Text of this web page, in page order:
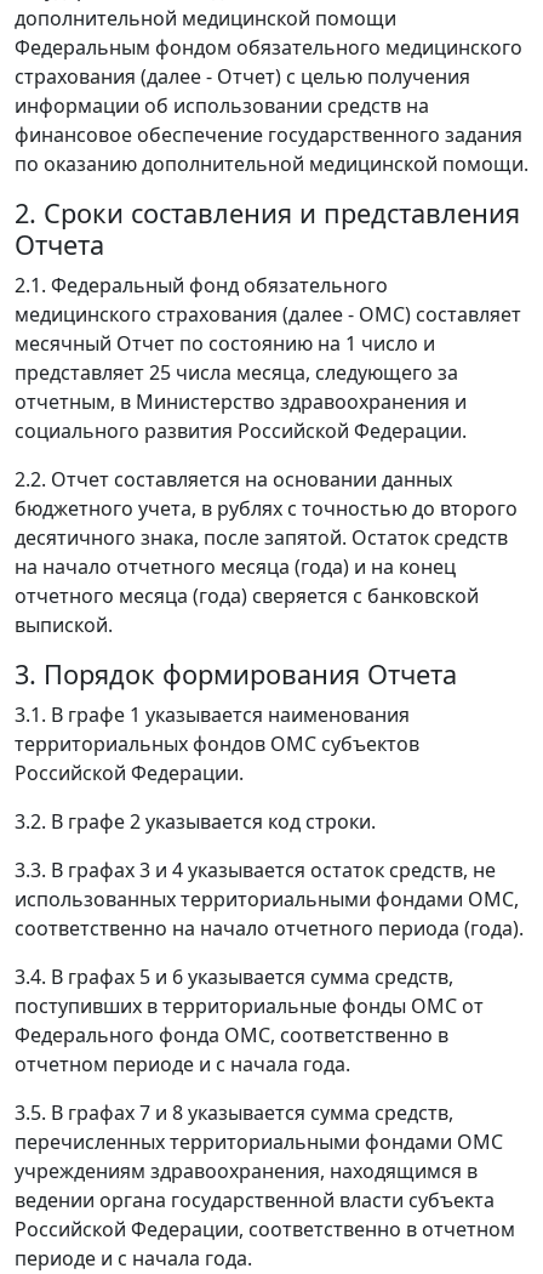
дополнительной медицинской помощи
Федеральным фондом обязательного медицинского
страхования (далее - Отчет) с целью получения
информации об использовании средств на
финансовое обеспечение государственного задания
по оказанию дополнительной медицинской помощи.
2. Сроки составления и представления
Отчета
2.1. Федеральный фонд обязательного
медицинского страхования (далее - ОМС) составляет
месячный Отчет по состоянию на 1 число и
представляет 25 числа месяца, следующего за
отчетным, в Министерство здравоохранения и
социального развития Российской Федерации.
2.2. Отчет составляется на основании данных
бюджетного учета, в рублях с точностью до второго
десятичного знака, после запятой. Остаток средств
на начало отчетного месяца (года) и на конец
отчетного месяца (года) сверяется с банковской
выпиской.
3. Порядок формирования Отчета
3.1. В графе 1 указывается наименования
территориальных фондов ОМС субъектов
Российской Федерации.
3.2. В графе 2 указывается код строки.
3.3. В графах 3 и 4 указывается остаток средств, не
использованных территориальными фондами ОМС,
соответственно на начало отчетного периода (года).
3.4. В графах 5 и 6 указывается сумма средств,
поступивших в территориальные фонды ОМС от
Федерального фонда ОМС, соответственно в
отчетном периоде и с начала года.
3.5. В графах 7 и 8 указывается сумма средств,
перечисленных территориальными фондами ОМС
учреждениям здравоохранения, находящимся в
ведении органа государственной власти субъекта
Российской Федерации, соответственно в отчетном
периоде и с начала года.